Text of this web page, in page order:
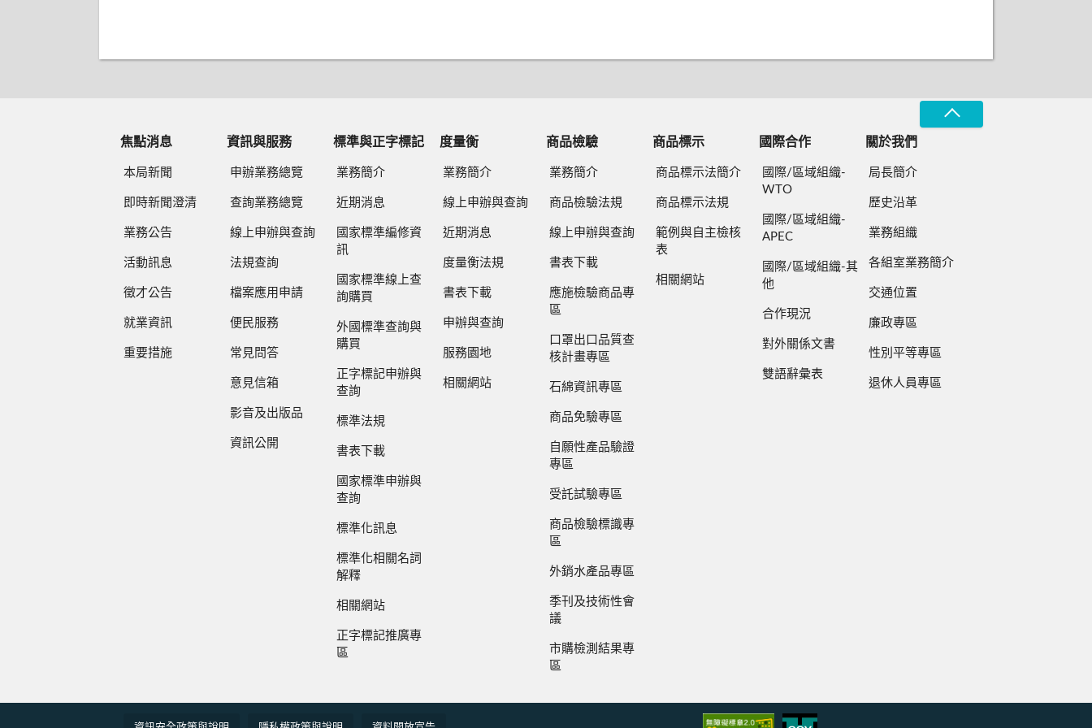
焦點消息
本局新聞
即時新聞澄清
業務公告
活動訊息
徵才公告
就業資訊
重要措施
資訊與服務
申辦業務總覽
查詢業務總覽
線上申辦與查詢
法規查詢
檔案應用申請
便民服務
常見問答
意見信箱
影音及出版品
資訊公開
標準與正字標記
業務簡介
近期消息
國家標準編修資
訊
國家標準線上查
詢購買
外國標準查詢與
購買
正字標記申辦與
查詢
標準法規
書表下載
國家標準申辦與
查詢
標準化訊息
標準化相關名詞
解釋
相關網站
正字標記推廣專
區
度量衡
業務簡介
線上申辦與查詢
近期消息
度量衡法規
書表下載
申辦與查詢
服務園地
相關網站
商品檢驗
業務簡介
商品檢驗法規
線上申辦與查詢
書表下載
應施檢驗商品專
區
口罩出口品質查
核計畫專區
石綿資訊專區
商品免驗專區
自願性產品驗證
專區
受託試驗專區
商品檢驗標識專
區
外銷水產品專區
季刊及技術性會
議
市購檢測結果專
區
商品標示
商品標示法簡介
商品標示法規
範例與自主檢核
表
相關網站
國際合作
國際/區域組織-
WTO
國際/區域組織-
APEC
國際/區域組織-其
他
合作現況
對外關係文書
雙語辭彙表
關於我們
局長簡介
歷史沿革
業務組織
各組室業務簡介
交通位置
廉政專區
性別平等專區
退休人員專區